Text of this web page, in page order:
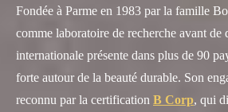
Fondée à Parme en 1983 par la famille
comme laboratoire de recherche avant de
internationale présente dans plus de 90
forte autour de la beauté durable. Son
reconnu par la certification B Corp, qui